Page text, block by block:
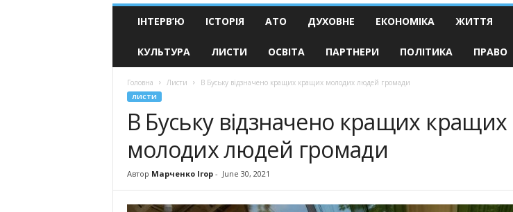
ІНТЕРВ’Ю ІСТОРІЯ АТО ДУХОВНЕ ЕКОНОМІКА ЖИТТЯ
КУЛЬТУРА ЛИСТИ ОСВІТА ПАРТНЕРИ ПОЛІТИКА ПРАВО
Головна Листи В Буську відзначено кращих кращих молодих людей громади
ЛИСТИ
В Буську відзначено кращих кращих
молодих людей громади
Автор Марченко Ігор- June 30, 2021